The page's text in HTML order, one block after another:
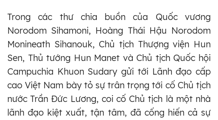
Trong các thư chia buồn của Quốc vương
Norodom Sihamoni, Hoàng Thái Hậu Norodom
Monineath Sihanouk, Chủ tịch Thượng viện Hun
Sen, Thủ tướng Hun Manet và Chủ tịch Quốc hội
Campuchia Khuon Sudary gửi tới Lãnh đạo cấp
cao Việt Nam bày tỏ sự trân trọng tới cố Chủ tịch
nước Trần Đức Lương, coi cố Chủ tịch là một nhà
lãnh đạo kiệt xuất, tận tâm, đã cống hiến cả sự